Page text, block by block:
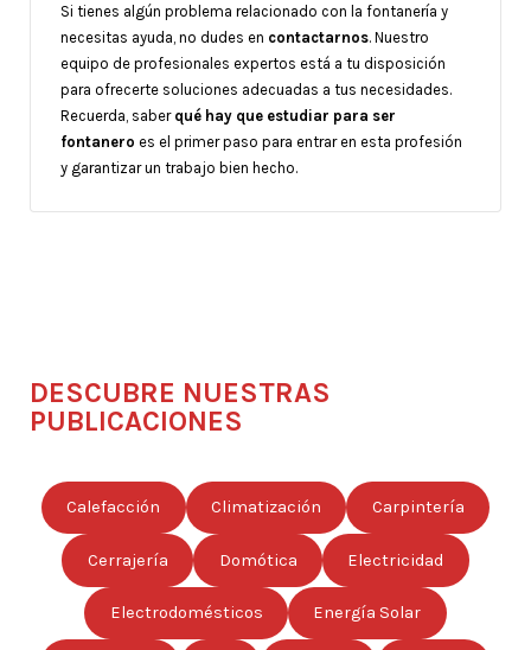
Si tienes algún problema relacionado con la fontanería y
necesitas ayuda, no dudes en contactarnos. Nuestro
equipo de profesionales expertos está a tu disposición
para ofrecerte soluciones adecuadas a tus necesidades.
Recuerda, saber qué hay que estudiar para ser
fontanero es el primer paso para entrar en esta profesión
y garantizar un trabajo bien hecho.
DESCUBRE NUESTRAS
PUBLICACIONES
Calefacción Climatización Carpintería
Cerrajería Domótica Electricidad
Electrodomésticos Energía Solar